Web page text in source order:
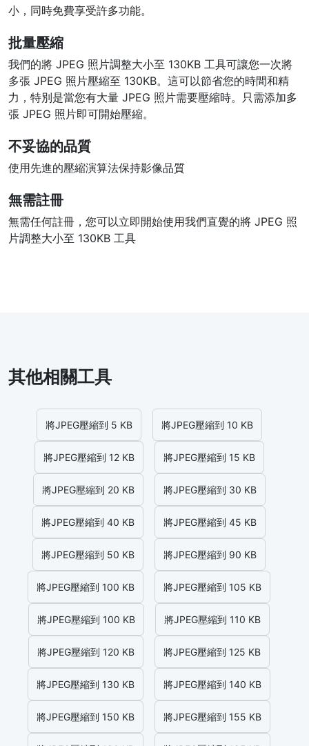
小，同時免費享受許多功能。
批量壓縮
我們的將 JPEG 照片調整大小至 130KB 工具可讓您一次將
多張 JPEG 照片壓縮至 130KB。這可以節省您的時間和精
力，特別是當您有大量 JPEG 照片需要壓縮時。只需添加多
張 JPEG 照片即可開始壓縮。
不妥協的品質
使用先進的壓縮演算法保持影像品質
無需註冊
無需任何註冊，您可以立即開始使用我們直覺的將 JPEG 照
片調整大小至 130KB 工具
其他相關工具
將JPEG壓縮到 5 KB 將JPEG壓縮到 10 KB
將JPEG壓縮到 12 KB 將JPEG壓縮到 15 KB
將JPEG壓縮到 20 KB 將JPEG壓縮到 30 KB
將JPEG壓縮到 40 KB 將JPEG壓縮到 45 KB
將JPEG壓縮到 50 KB 將JPEG壓縮到 90 KB
將JPEG壓縮到 100 KB 將JPEG壓縮到 105 KB
將JPEG壓縮到 100 KB 將JPEG壓縮到 110 KB
將JPEG壓縮到 120 KB 將JPEG壓縮到 125 KB
將JPEG壓縮到 130 KB 將JPEG壓縮到 140 KB
將JPEG壓縮到 150 KB 將JPEG壓縮到 155 KB